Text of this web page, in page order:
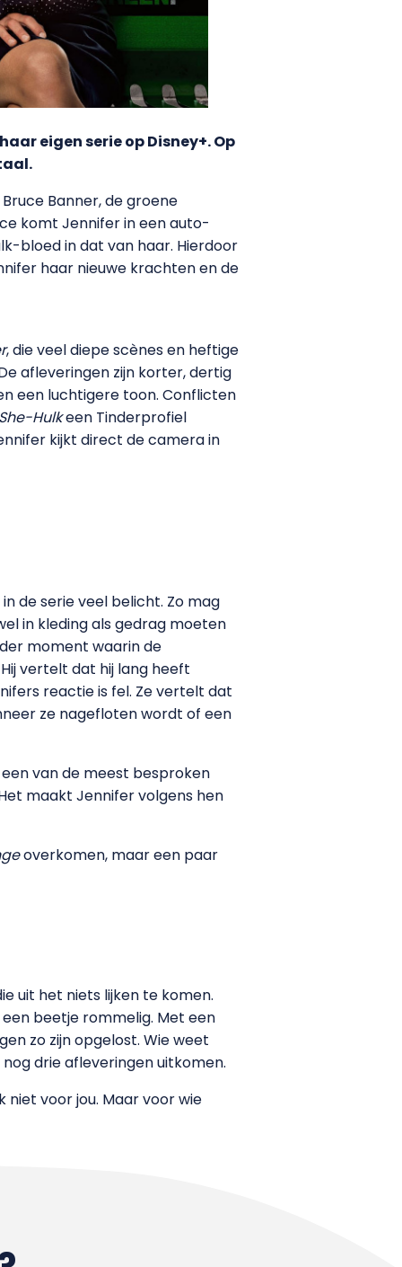
eigen serie op Disney+. Op
Banner, de groene
komt Jennifer in een auto-
bloed in dat van haar. Hierdoor
haar nieuwe krachten en de
, die veel diepe scènes en heftige
afleveringen zijn korter, dertig
een luchtigere toon. Conflicten
Hulkeen Tinderprofiel
kijkt direct de camera in
de serie veel belicht. Zo mag
in kleding als gedrag moeten
moment waarin de
vertelt dat hij lang heeft
reactie is fel. Ze vertelt dat
ze nagefloten wordt of een
van de meest besproken
maakt Jennifer volgens hen
overkomen, maar een paar
uit het niets lijken te komen.
beetje rommelig. Met een
zo zijn opgelost. Wie weet
drie afleveringen uitkomen.
niet voor jou. Maar voor wie